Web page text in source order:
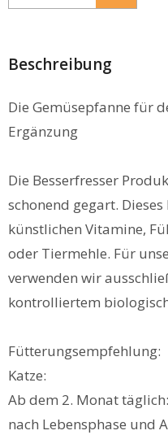
Beschreibung
Die Gemüsepfanne für
Ergänzung
Die Besserfresser
schonend gegart.
künstlichen Vitamine,
oder Tiermehle. Für
verwenden wir
kontrolliertem
Fütterungsempfehlung:
Katze:
Ab dem 2. Monat
nach Lebensphase und